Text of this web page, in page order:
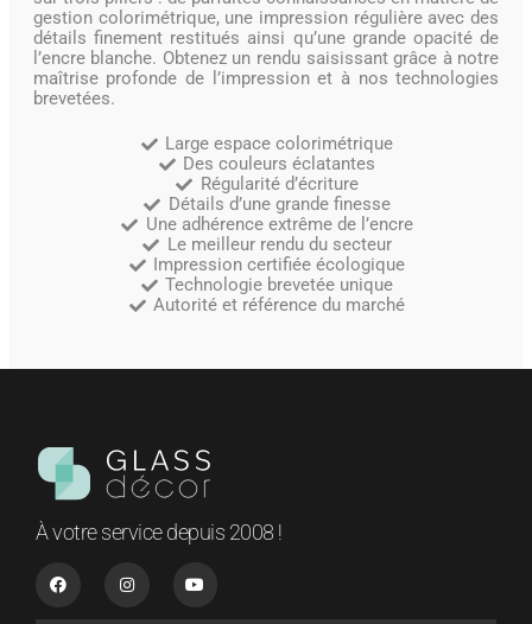
gestion colorimétrique, une impression régulière avec des
détails finement restitués ainsi qu’une grande opacité de
l’encre blanche. Obtenez un rendu saisissant grâce à notre
maîtrise profonde de l’impression et à nos technologies
brevetées.
Large espace colorimétrique
Des couleurs éclatantes
Régularité d’écriture
Détails d’une grande finesse
Une adhérence extrême de l’encre
Le meilleur rendu du secteur
Impression certifiée écologique
Technologie brevetée unique
Autorité et référence du marché
À votre service depuis 2008 !
a
n
o